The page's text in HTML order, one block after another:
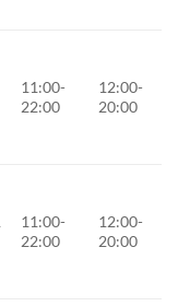
11:00-
22:00
12:00-
20:00
11:00-
22:00
12:00-
20:00